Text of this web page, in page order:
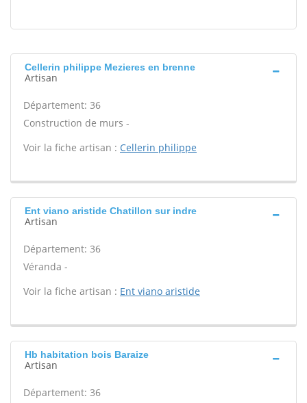
Cellerin philippe Mezieres en brenne
Artisan
Département: 36
Construction de murs -
Voir la fiche artisan : Cellerin philippe
Ent viano aristide Chatillon sur indre
Artisan
Département: 36
Véranda -
Voir la fiche artisan : Ent viano aristide
Hb habitation bois Baraize
Artisan
Département: 36